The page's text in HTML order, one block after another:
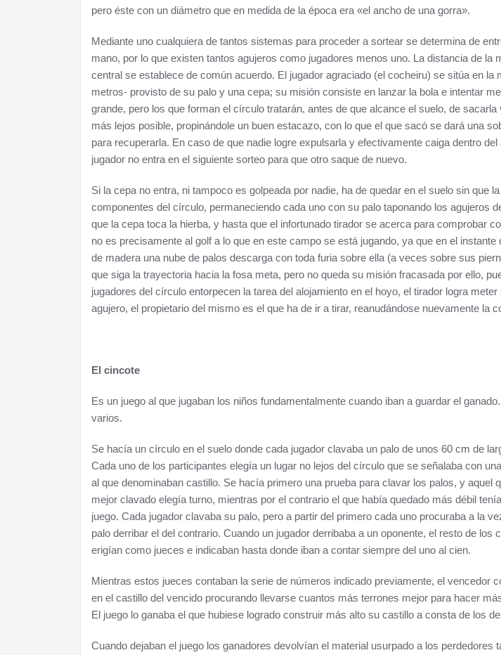
pero éste con un diámetro que en medida de la época era «el ancho de una gorra».
Mediante uno cualquiera de tantos sistemas para proceder a sortear se determina de
mano, por lo que existen tantos agujeros como jugadores menos uno. La distancia de la
central se establece de común acuerdo. El jugador agraciado (el cocheiru) se sitúa en la
metros- provisto de su palo y una cepa; su misión consiste en lanzar la bola e intentar
grande, pero los que forman el círculo tratarán, antes de que alcance el suelo, de sacarla
más lejos posible, propinándole un buen estacazo, con lo que el que sacó se dará una
para recuperarla. En caso de que nadie logre expulsarla y efectivamente caiga dentro del
jugador no entra en el siguiente sorteo para que otro saque de nuevo.
Si la cepa no entra, ni tampoco es golpeada por nadie, ha de quedar en el suelo sin que
componentes del círculo, permaneciendo cada uno con su palo taponando los agujeros
que la cepa toca la hierba, y hasta que el infortunado tirador se acerca para comprobar
no es precisamente al golf a lo que en este campo se está jugando, ya que en el instante
de madera una nube de palos descarga con toda furia sobre ella (a veces sobre sus
que siga la trayectoria hacia la fosa meta, pero no queda su misión fracasada por ello,
jugadores del círculo entorpecen la tarea del alojamiento en el hoyo, el tirador logra meter
agujero, el propietario del mismo es el que ha de ir a tirar, reanudándose nuevamente la
El cincote
Es un juego al que jugaban los niños fundamentalmente cuando iban a guardar el
varios.
Se hacía un círculo en el suelo donde cada jugador clavaba un palo de unos 60 cm de
Cada uno de los participantes elegía un lugar no lejos del círculo que se señalaba con
al que denominaban castillo. Se hacía primero una prueba para clavar los palos, y aquel
mejor clavado elegía turno, mientras por el contrario el que había quedado más débil
juego. Cada jugador clavaba su palo, pero a partir del primero cada uno procuraba a la
palo derribar el del contrario. Cuando un jugador derribaba a un oponente, el resto de los
erigían como jueces e indicaban hasta donde iban a contar siempre del uno al cien.
Mientras estos jueces contaban la serie de números indicado previamente, el vencedor
en el castillo del vencido procurando llevarse cuantos más terrones mejor para hacer
El juego lo ganaba el que hubiese logrado construir más alto su castillo a consta de los
Cuando dejaban el juego los ganadores devolvían el material usurpado a los perdedores